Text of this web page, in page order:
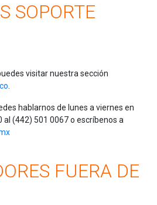
SOPORTE
visitar nuestra sección
hablarnos de lunes a viernes en
al (442) 501 0067 o escríbenos a
FUERA DE